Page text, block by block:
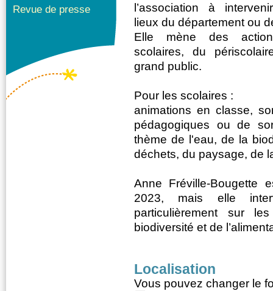
l’association à
lieux du département ou
La velocità nel ricevere le proprie
utenti esperti che non amano le
casinò online con incassi
le richieste in pochi minuti.
Verificare la disponibilità di
pensieri. Affidati a siti che mettono
Elle mène des
scolaires, du
grand public.
Pour les scolaires :
animations en classe,
pédagogiques ou de
thème de l'eau, de la
déchets, du paysage, de
Anne Fréville-Bougette
2023, mais elle
particulièrement sur
biodiversité et de
Localisation
Vous pouvez changer le
Revue de presse